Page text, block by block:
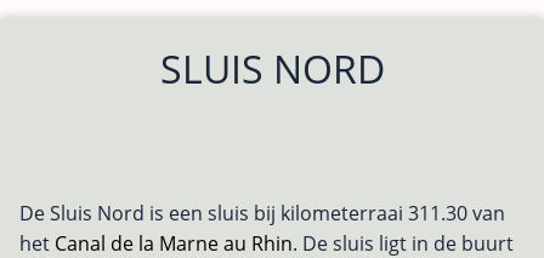
SLUIS NORD
De Sluis Nord is een sluis bij kilometerraai 311.30 van
het Canal de la Marne au Rhin. De sluis ligt in de buurt